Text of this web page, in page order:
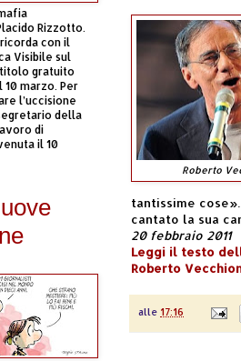
Roberto
tantissime
cantato la sua
20 febbraio 2011
Leggi il testo
Roberto
alle 17:16
Rizzotto.
con il
Visibile sul
gratuito
marzo. Per
l’uccisione
della
di
il 10